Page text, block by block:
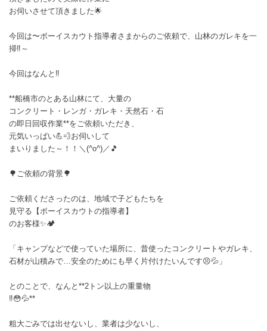
お伺いさせて頂きました🌟
今回は〜ボーイスカウト指導者さまからのご依頼で、山林のガレキを一
掃‼️～
今回はなんと‼️
**船橋市のとある山林にて、大量の
コンクリート・レンガ・ガレキ・天然石・石
の即日回収作業**をご依頼いただき、
元気いっぱい💪💨お伺いして
まいりました～！！＼(^o^)／🎵
🌳ご依頼の背景🌳
ご依頼くださったのは、地域で子どもたちを
見守る【ボーイスカウトの指導者】
のお客様✨🏕️
「キャンプなどで使っていた場所に、昔使ったコンクリートやガレキ、
石材が山積みで…安全のためにも早く片付けたいんです😣💦」
とのことで、なんと**2トン以上の重量物
‼️😳💦**
粗大ごみでは出せないし、業者は少ないし、